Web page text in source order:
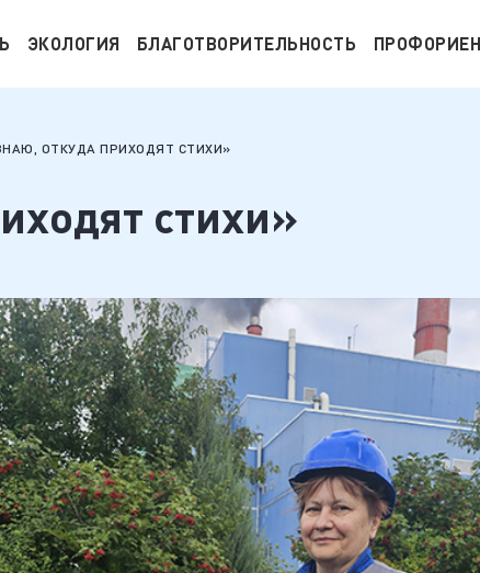
ЭКОЛОГИЯ БЛАГОТВОРИТЕЛЬНОСТЬ
ОТКУДА ПРИХОДЯТ СТИХИ»
стихи»